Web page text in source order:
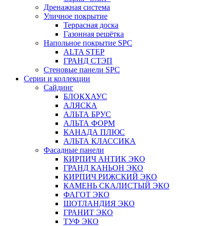
Дренажная система
Уличное покрытие
Террасная доска
Газонная решётка
Напольное покрытие SPC
ALTA STEP
ГРАНД СТЭП
Стеновые панели SPC
Серии и коллекции
Сайдинг
БЛОКХАУС
АЛЯСКА
АЛЬТА БРУС
АЛЬТА ФОРМ
КАНАДА ПЛЮС
АЛЬТА КЛАССИКА
Фасадные панели
КИРПИЧ АНТИК ЭКО
ГРАНД КАНЬОН ЭКО
КИРПИЧ РИЖСКИЙ ЭКО
КАМЕНЬ СКАЛИСТЫЙ ЭКО
ФАГОТ ЭКО
ШОТЛАНДИЯ ЭКО
ГРАНИТ ЭКО
ТУФ ЭКО